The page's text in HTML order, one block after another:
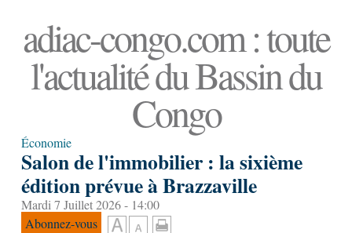
adiac-congo.com : toute
l'actualité du Bassin du
Congo
Économie
Salon de l'immobilier : la sixième
édition prévue à Brazzaville
Mardi 7 Juillet 2026 - 14:00
Abonnez-vous